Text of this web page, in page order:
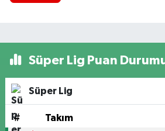
Süper Lig Puan
Süper Lig
# Takım